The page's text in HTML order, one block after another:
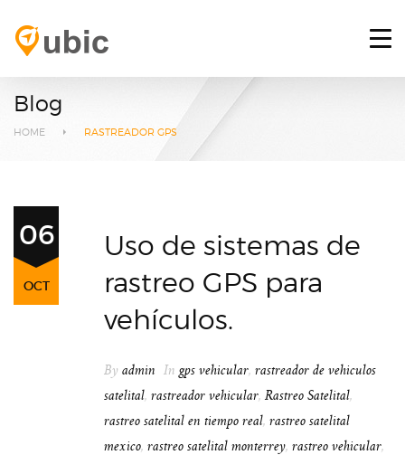
RETOS
PLATAFORMA GPS
CONTACTO
INICIAR SESIÓN
Blog
HOME RASTREADOR GPS
06
OCT
Uso de sistemas de
rastreo GPS para
vehículos.
By admin In gps vehicular, rastreador de vehiculos
satelital, rastreador vehicular, Rastreo Satelital,
rastreo satelital en tiempo real, rastreo satelital
mexico, rastreo satelital monterrey, rastreo vehicular,